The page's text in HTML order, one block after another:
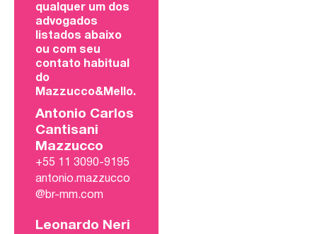
qualquer um dos
advogados
listados abaixo
ou com seu
contato habitual
do
Mazzucco&Mello.
Antonio Carlos
Cantisani
Mazzucco
+55 11 3090-9195
antonio.mazzucco
@br-mm.com
Leonardo Neri